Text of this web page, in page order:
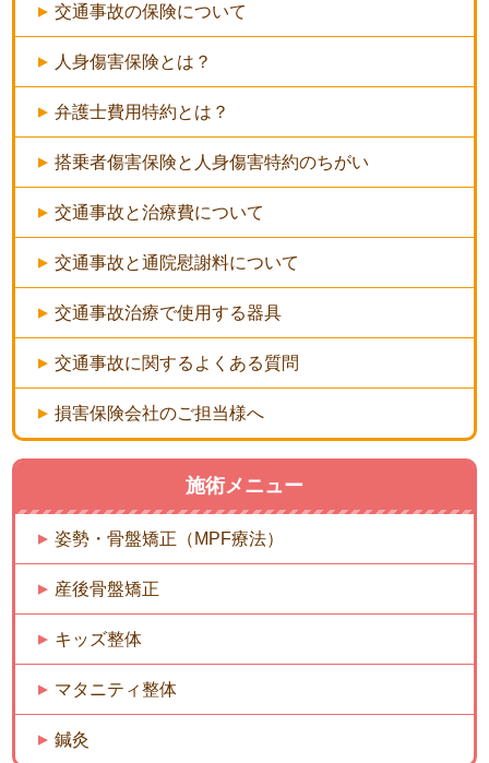
交通事故の保険について
人身傷害保険とは？
弁護士費用特約とは？
搭乗者傷害保険と人身傷害特約のちがい
交通事故と治療費について
交通事故と通院慰謝料について
交通事故治療で使用する器具
交通事故に関するよくある質問
損害保険会社のご担当様へ
施術メニュー
姿勢・骨盤矯正（MPF療法）
産後骨盤矯正
キッズ整体
マタニティ整体
鍼灸